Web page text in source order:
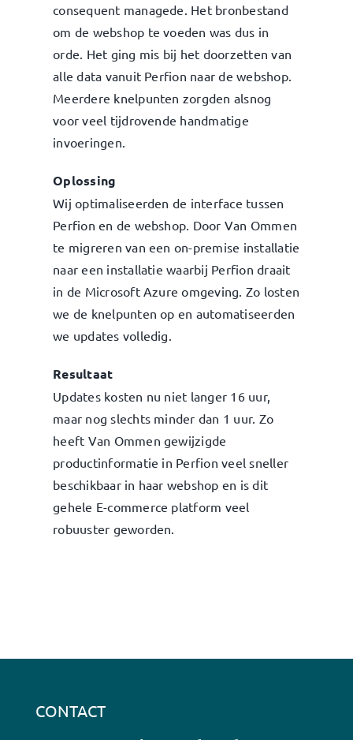
consequent managede. Het bronbestand
om de webshop te voeden was dus in
orde. Het ging mis bij het doorzetten van
alle data vanuit Perfion naar de webshop.
Meerdere knelpunten zorgden alsnog
voor veel tijdrovende handmatige
invoeringen.
Oplossing
Wij optimaliseerden de interface tussen
Perfion en de webshop. Door Van Ommen
te migreren van een on-premise installatie
naar een installatie waarbij Perfion draait
in de Microsoft Azure omgeving. Zo losten
we de knelpunten op en automatiseerden
we updates volledig.
Resultaat
Updates kosten nu niet langer 16 uur,
maar nog slechts minder dan 1 uur. Zo
heeft Van Ommen gewijzigde
productinformatie in Perfion veel sneller
beschikbaar in haar webshop en is dit
gehele E-commerce platform veel
robuuster geworden.
CONTACT